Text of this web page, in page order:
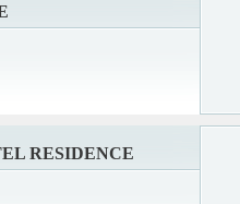
RESIDENCE